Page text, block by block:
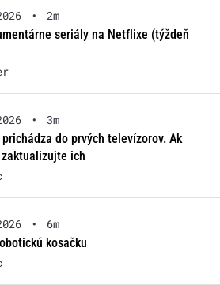
•
2m
seriály na Netflixe (týždeň
•
3m
prichádza do prvých televízorov. Ak
ich
•
6m
kosačku